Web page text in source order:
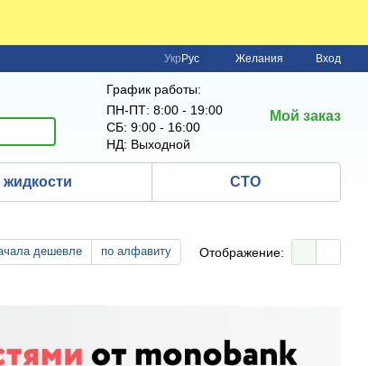
Укр Рус Желания Вход
График работы:
ПН-ПТ: 8:00 - 19:00
СБ: 9:00 - 16:00
НД: Выходной
Мой заказ
СТО
дешевле по алфавиту Отображение: